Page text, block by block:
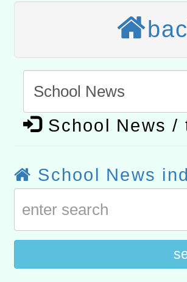
A3數位素養講
「數位內容與
t」
有關大陸委員會
赴陸應申請許可
轉知經濟部水
位及節水達人選
115年8月22日
市孔廟祈福系
2026年桃園地
School News /
School News